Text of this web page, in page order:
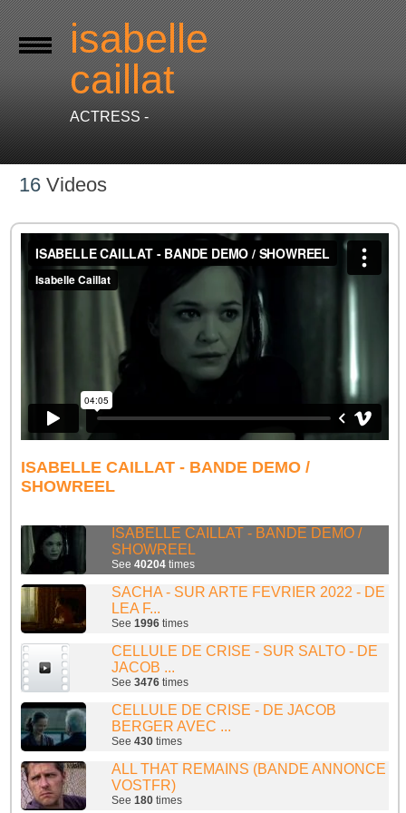
isabelle
caillat
ACTRESS -
16 Videos
ISABELLE CAILLAT - BANDE DEMO /
SHOWREEL
ISABELLE CAILLAT - BANDE DEMO /
SHOWREEL
See40204 times
SACHA - SUR ARTE FEVRIER 2022 - DE
LEA F...
See1996 times
CELLULE DE CRISE - SUR SALTO - DE
JACOB ...
See3476 times
CELLULE DE CRISE - DE JACOB
BERGER AVEC ...
See430 times
ALL THAT REMAINS (BANDE ANNONCE
VOSTFR)
See180 times